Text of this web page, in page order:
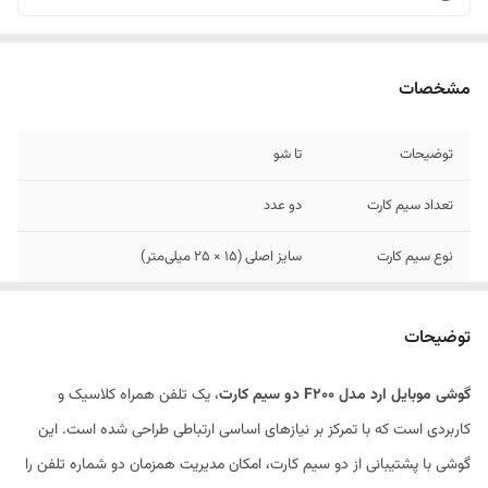
مشخصات
توضیحات تا شو
تعداد سیم کارت دو عدد
نوع سیم کارت سایز اصلی (15 × 25 میلی‌متر)
توضیحات
گوشی موبایل ارد مدل F200 دو سیم کارت
، یک تلفن همراه کلاسیک و
کاربردی است که با تمرکز بر نیازهای اساسی ارتباطی طراحی شده است. این
گوشی با پشتیبانی از دو سیم کارت، امکان مدیریت همزمان دو شماره تلفن را